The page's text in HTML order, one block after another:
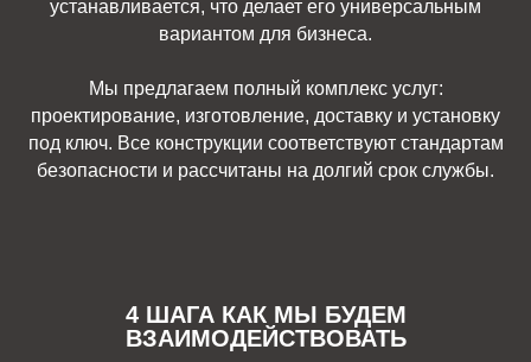
устанавливается, что делает его универсальным
вариантом для бизнеса.
Мы предлагаем полный комплекс услуг:
проектирование, изготовление, доставку и установку
под ключ. Все конструкции соответствуют стандартам
безопасности и рассчитаны на долгий срок службы.
4 ШАГА КАК МЫ БУДЕМ
ВЗАИМОДЕЙСТВОВАТЬ